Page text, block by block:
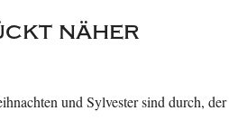
näher
und Sylvester sind durch, der